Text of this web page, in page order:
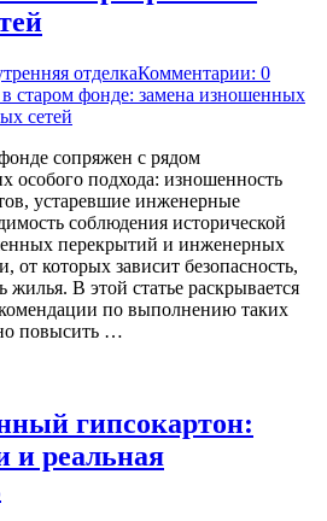
отделкаКомментарии: 0
сопряжен с рядом
особого подхода: изношенность
устаревшие инженерные
соблюдения исторической
перекрытий и инженерных
от которых зависит безопасность,
жилья. В этой статье раскрывается
по выполнению таких
повысить …
гипсокартон:
и реальная